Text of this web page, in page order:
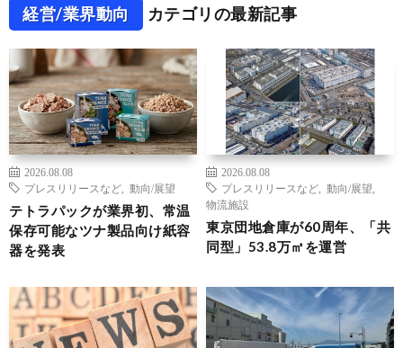
経営/業界動向 カテゴリの最新記事
2026.08.08
プレスリリースなど
動向/展望
テトラパックが業界初、常温
保存可能なツナ製品向け紙容
器を発表
2026.08.08
プレスリリースなど
動向/展望
物流施設
東京団地倉庫が60周年、「共
同型」53.8万㎡を運営